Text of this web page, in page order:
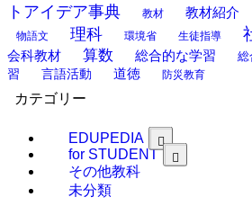
トアイデア事典
教材 教材紹介
物語文 理科 環境省 生徒指導
会科教材
算数 総合的な学習 総
習
言語活動 道徳 防災教育
カテゴリー
EDUPEDIA
for STUDENT
その他教科
未分類